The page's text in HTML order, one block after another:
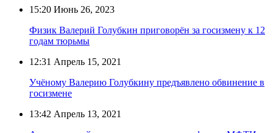
15:20 Июнь 26, 2023
Физик Валерий Голубкин приговорён за госизмену к 12
годам тюрьмы
12:31 Апрель 15, 2021
Учёному Валерию Голубкину предъявлено обвинение в
госизмене
13:42 Апрель 13, 2021